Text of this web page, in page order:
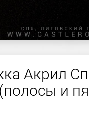
Акрил
и